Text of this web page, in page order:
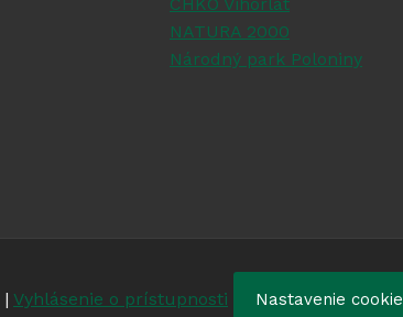
NATURA 2000
Národný park Poloniny
| Vyhlásenie o prístupnosti Nastavenie